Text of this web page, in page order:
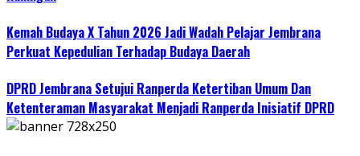
Kemah Budaya X Tahun 2026 Jadi Wadah Pelajar Jembrana
Perkuat Kepedulian Terhadap Budaya Daerah
DPRD Jembrana Setujui Ranperda Ketertiban Umum Dan
Ketenteraman Masyarakat Menjadi Ranperda Inisiatif DPRD